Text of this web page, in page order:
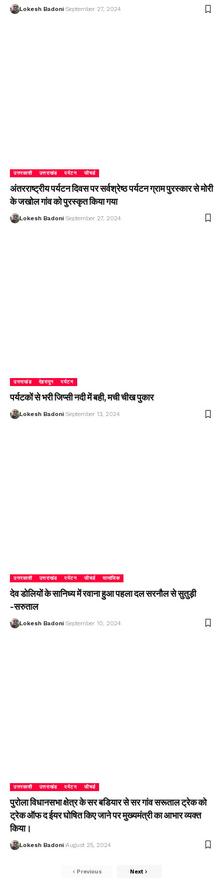
Lokesh Badoni September 27, 2024
उत्तरकाशी उत्तराखंड पर्यटन फीचर्ड
अंतरराष्ट्रीय पर्यटन दिवस पर सर्वश्रेष्ठ पर्यटन ग्राम पुरस्कार से मोरी
के जखोल गांव को पुरस्कृत किया गया
Lokesh Badoni September 27, 2024
उत्तराखंड देहरादून पर्यटन
पर्यटकों से भरी जिप्सी नदी में बही, मची चीख पुकार
Lokesh Badoni September 13, 2024
उत्तरकाशी उत्तराखंड पर्यटन फीचर्ड सामाजिक
देव डोलियों के सानिध्य में रवाना हुआ पहला दल सरनौल से सुतुड़ी
-सरुताल
Lokesh Badoni September 10, 2024
उत्तरकाशी उत्तराखंड पर्यटन फीचर्ड
पुरोला विधानसभा क्षेत्र के सर बडियार से सर गांव सरूताल ट्रेक को
ट्रेक ऑफ द ईयर घोषित किए जाने पर मुख्यमंत्री का आभार व्यक्त
किया।
Lokesh Badoni August 25, 2024
Previous Next